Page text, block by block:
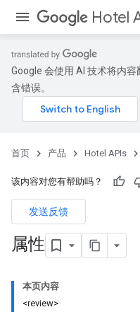
Hotel
Google 会使用 AI 技术将内
含错误。
首页 产品 Hotel APIs
该内容对您有帮助吗？
发送反馈
属性
本页内容
<review>